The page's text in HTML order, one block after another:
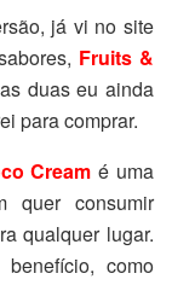
já vi no site
Fruits &
duas eu ainda
para comprar.
Creamé uma
quer consumir
qualquer lugar.
como